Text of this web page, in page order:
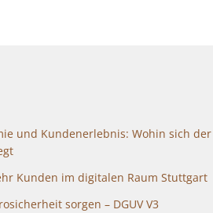
und Kundenerlebnis: Wohin sich der
Kunden im digitalen Raum Stuttgart
sorgen – DGUV V3